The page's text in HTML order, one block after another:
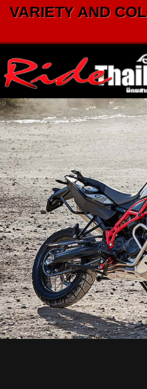
VARIETY AND